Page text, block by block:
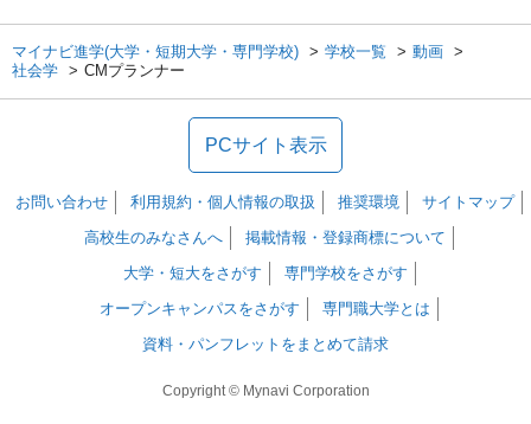
マイナビ進学(大学・短期大学・専門学校) 学校一覧
動画
社会学
CMプランナー
PCサイト表示
お問い合わせ 利用規約・個人情報の取扱 推奨環境
サイトマップ
高校生のみなさんへ
掲載情報・登録商標について
大学・短大をさがす
専門学校をさがす
オープンキャンパスをさがす
専門職大学とは
資料・パンフレットをまとめて請求
Copyright © Mynavi Corporation